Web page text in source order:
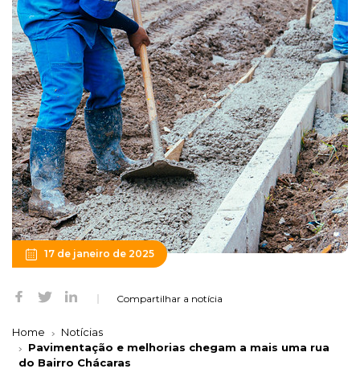
17 de janeiro de 2025
Compartilhar a notícia
Home
Notícias
Pavimentação e melhorias chegam a mais uma rua
do Bairro Chácaras